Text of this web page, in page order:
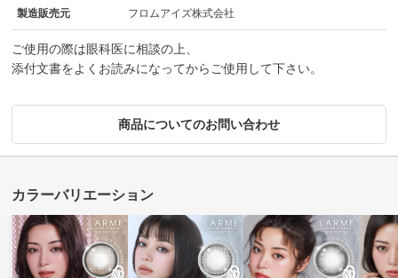
製造販売元 フロムアイズ株式会社
ご使用の際は眼科医に相談の上、
添付文書をよくお読みになってからご使用して下さい。
商品についてのお問い合わせ